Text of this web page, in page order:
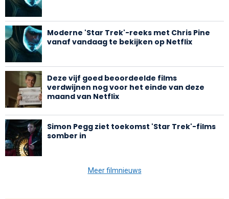
Moderne 'Star Trek'-reeks met Chris Pine
vanaf vandaag te bekijken op Netflix
Deze vijf goed beoordeelde films
verdwijnen nog voor het einde van deze
maand van Netflix
Simon Pegg ziet toekomst 'Star Trek'-films
somber in
Meer filmnieuws